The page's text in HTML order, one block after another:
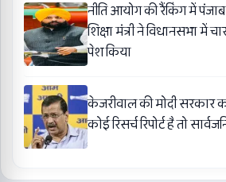
नीति आयोग की रैंकिंग में
शिक्षा मंत्री ने विधानसभा में
पेश किया
केजरीवाल की मोदी सरकार
कोई रिसर्च रिपोर्ट है तो